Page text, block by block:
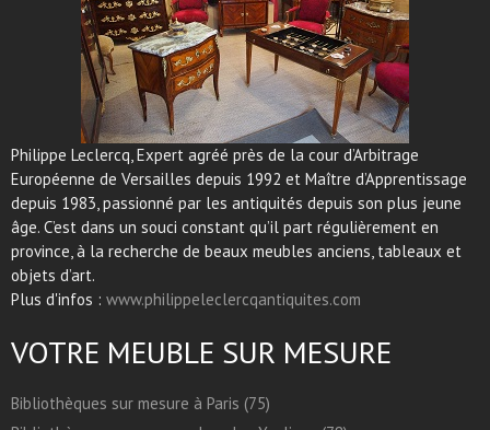
Philippe Leclercq, Expert agréé près de la cour d’Arbitrage
Européenne de Versailles depuis 1992 et Maître d’Apprentissage
depuis 1983, passionné par les antiquités depuis son plus jeune
âge. C’est dans un souci constant qu’il part régulièrement en
province, à la recherche de beaux meubles anciens, tableaux et
objets d’art.
Plus d'infos : www.philippeleclercqantiquites.com
VOTRE MEUBLE SUR MESURE
Bibliothèques sur mesure à Paris (75)